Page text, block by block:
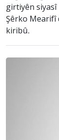
girtiyên siyasî
Şêrko Mearifî
kiribû.